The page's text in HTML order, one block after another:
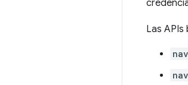
Las APIs